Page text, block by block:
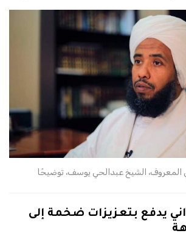
المعروف، الشيخ عبدالحي يوسف، توضيحًا
يدفع بتعزيزات ضخمة إلى